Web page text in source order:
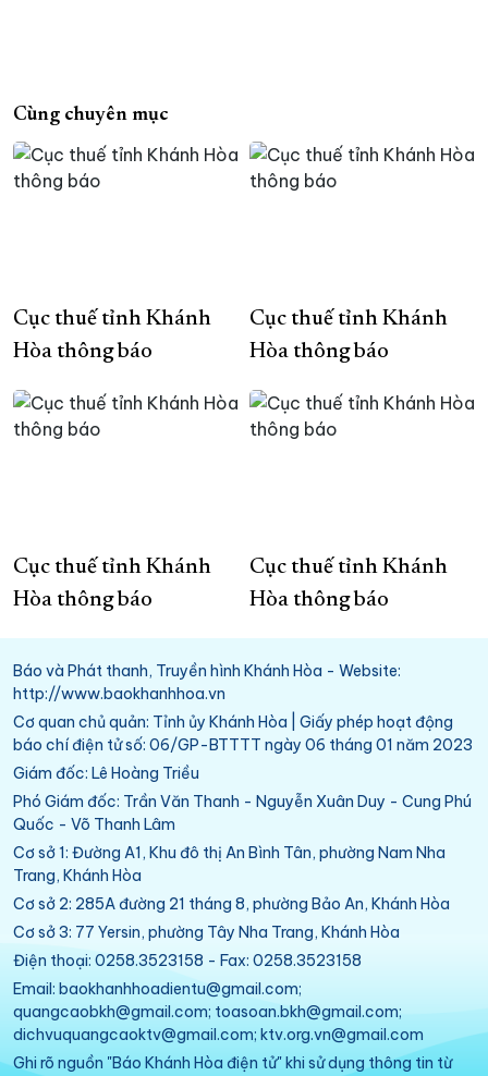
Cùng chuyên mục
Cục thuế tỉnh Khánh
Hòa thông báo
Cục thuế tỉnh Khánh
Hòa thông báo
Cục thuế tỉnh Khánh
Hòa thông báo
Cục thuế tỉnh Khánh
Hòa thông báo
Báo và Phát thanh, Truyền hình Khánh Hòa - Website:
http://www.baokhanhhoa.vn
Cơ quan chủ quản: Tỉnh ủy Khánh Hòa | Giấy phép hoạt động
báo chí điện tử số: 06/GP-BTTTT ngày 06 tháng 01 năm 2023
Giám đốc: Lê Hoàng Triều
Phó Giám đốc: Trần Văn Thanh - Nguyễn Xuân Duy - Cung Phú
Quốc - Võ Thanh Lâm
Cơ sở 1: Đường A1, Khu đô thị An Bình Tân, phường Nam Nha
Trang, Khánh Hòa
Cơ sở 2: 285A đường 21 tháng 8, phường Bảo An, Khánh Hòa
Cơ sở 3: 77 Yersin, phường Tây Nha Trang, Khánh Hòa
Điện thoại: 0258.3523158 - Fax: 0258.3523158
Email: baokhanhhoadientu@gmail.com;
quangcaobkh@gmail.com; toasoan.bkh@gmail.com;
dichvuquangcaoktv@gmail.com; ktv.org.vn@gmail.com
Ghi rõ nguồn "Báo Khánh Hòa điện tử" khi sử dụng thông tin từ